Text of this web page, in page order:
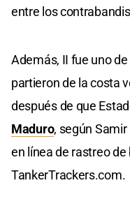
entre los
Además, II fue uno
partieron de la costa
después de que
Maduro, según
en línea de rastreo
TankerTrackers.com.